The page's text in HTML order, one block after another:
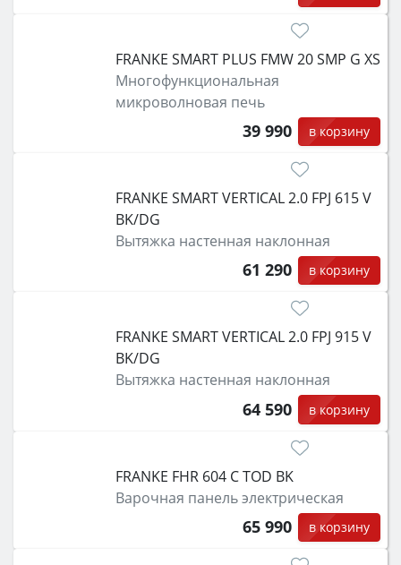
FRANKE SMART PLUS FMW 20 SMP G XS
Многофункциональная
микроволновая печь
39 990 в корзину
FRANKE SMART VERTICAL 2.0 FPJ 615 V
BK/DG
Вытяжка настенная наклонная
61 290 в корзину
FRANKE SMART VERTICAL 2.0 FPJ 915 V
BK/DG
Вытяжка настенная наклонная
64 590 в корзину
FRANKE FHR 604 C TOD BK
Варочная панель электрическая
65 990 в корзину